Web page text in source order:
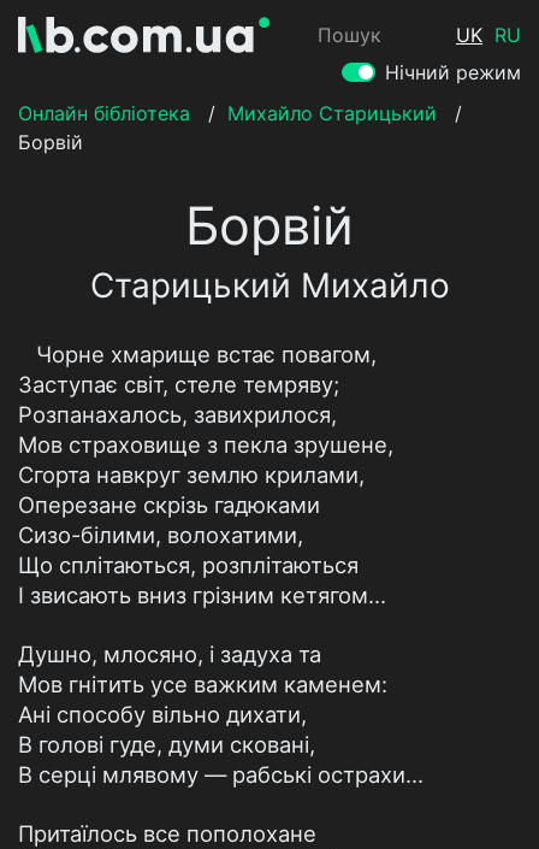
Пошук UK RU
Нічний режим
Онлайн бібліотека
/ Михайло Старицький
/
Борвій
Борвій
Старицький Михайло
Чорне хмарище встає повагом,
Заступає світ, стеле темряву;
Розпанахалось, завихрилося,
Мов страховище з пекла зрушене,
Сгорта навкруг землю крилами,
Оперезане скрізь гадюками
Сизо-білими, волохатими,
Що сплітаються, розплітаються
І звисають вниз грізним кетягом...
Душно, млосяно, і задуха та
Мов гнітить усе важким каменем:
Ані способу вільно дихати,
В голові гуде, думи сковані,
В серці млявому — рабські острахи...
Притаїлось все пополохане